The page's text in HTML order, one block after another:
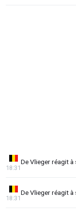
De Vlieger réagit à
18:31
De Vlieger réagit à
18:31